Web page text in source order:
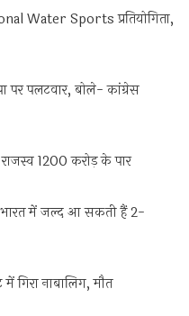
Water Sports प्रतियोगिता,
पर पलटवार, बोले- कांग्रेस
राजस्व 1200 करोड़ के पार
में जल्द आ सकती हैं 2-
में गिरा नाबालिग, मौत